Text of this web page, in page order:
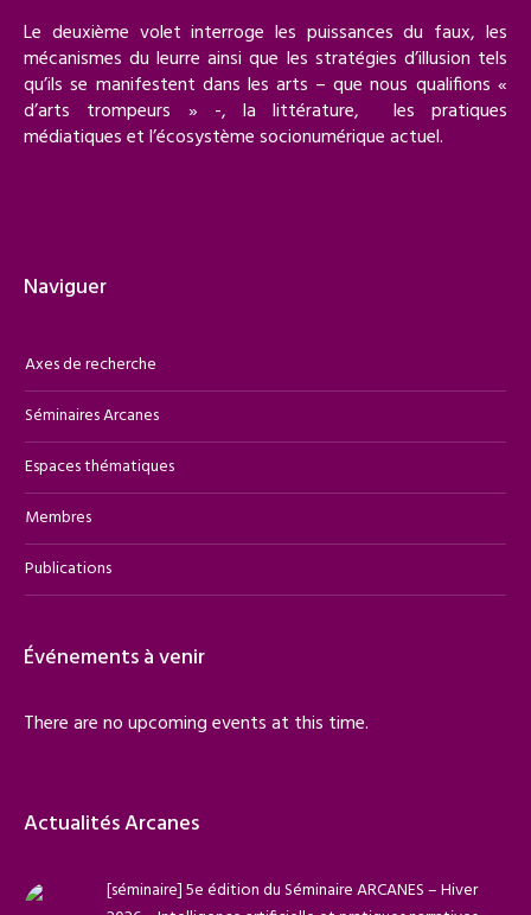
Le deuxième volet interroge les puissances du faux, les
mécanismes du leurre ainsi que les stratégies d’illusion tels
qu’ils se manifestent dans les arts – que nous qualifions «
d’arts trompeurs » -, la littérature, les pratiques
médiatiques et l’écosystème socionumérique actuel.
Naviguer
Axes de recherche
Séminaires Arcanes
Espaces thématiques
Membres
Publications
Événements à venir
There are no upcoming events at this time.
Actualités Arcanes
[séminaire] 5e édition du Séminaire ARCANES – Hiver